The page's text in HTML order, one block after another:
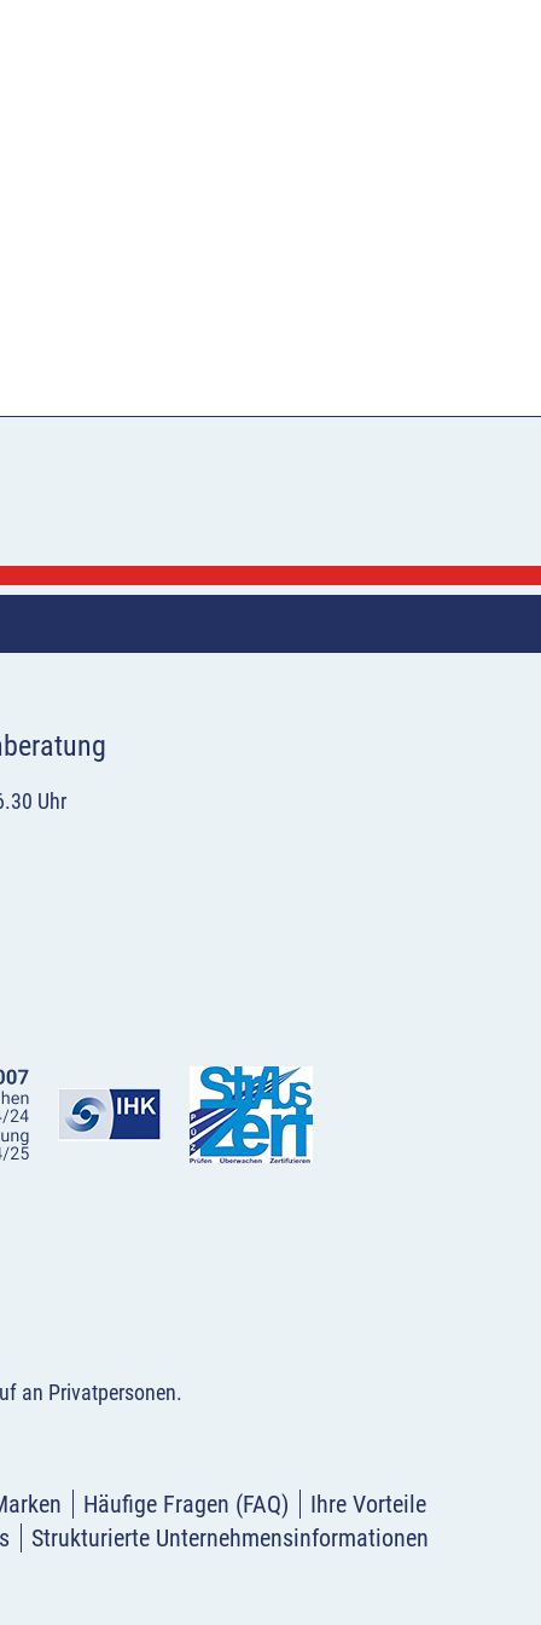
Uhr
an Privatpersonen.
Häufige Fragen (FAQ)
Ihre Vorteile
Strukturierte Unternehmensinformationen